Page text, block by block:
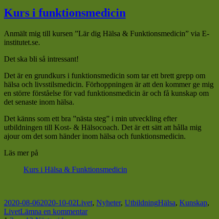
leverans
av
från
Kurs i funktionsmedicin
Anmält mig till kursen ”Lär dig Hälsa & Funktionsmedicin” via E-
institutet.se.
Det ska bli så intressant!
Det är en grundkurs i funktionsmedicin som tar ett brett grepp om
hälsa och livsstilsmedicin. Förhoppningen är att den kommer ge mig
en större förståelse för vad funktionsmedicin är och få kunskap om
det senaste inom hälsa.
Det känns som ett bra ”nästa steg” i min utveckling efter
utbildningen till Kost- & Hälsocoach. Det är ett sätt att hålla mig
ajour om det som händer inom hälsa och funktionsmedicin.
Läs mer på
Kurs i Hälsa & Funktionsmedicin
Postat
2020-08-062020-10-02Kategorier
Livet, Nyheter, UtbildningTaggar
Hälsa, Kunskap,
LivetLämna en kommentartill